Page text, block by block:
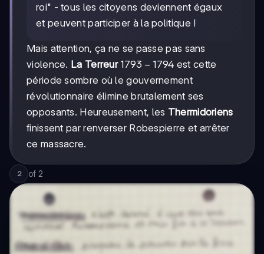
roi" - tous les citoyens deviennent égaux
et peuvent participer à la politique !
Mais attention, ça ne se passe pas sans
violence. La Terreur 1793-
1794
1793 − 1794 est cette
période sombre où le gouvernement
révolutionnaire élimine brutalement ses
opposants. Heureusement, les Thermidoriens
finissent par renverser Robespierre et arrêter
ce massacre.
2 of 2